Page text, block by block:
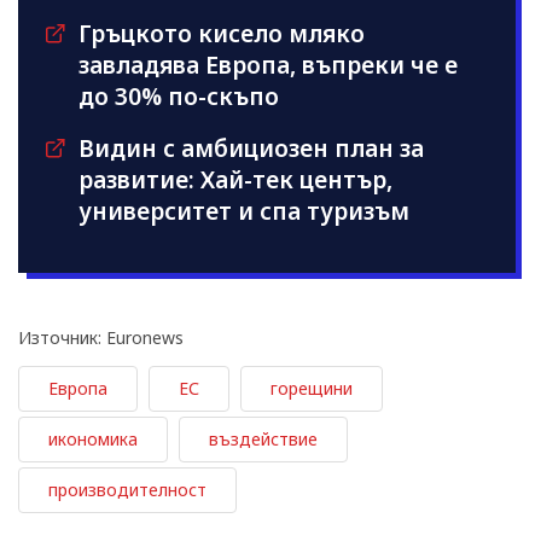
Гръцкото кисело мляко
завладява Европа, въпреки че е
до 30% по-скъпо
Видин с амбициозен план за
развитие: Хай-тек център,
университет и спа туризъм
Източник: Euronews
Европа ЕС горещини
икономика въздействие
производителност